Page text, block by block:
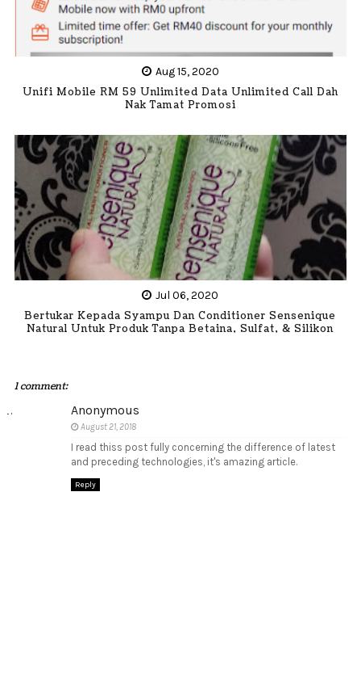
Aug 15, 2020
Unifi Mobile RM 59 Unlimited Data Unlimited Call Dah
Nak Tamat Promosi
Jul 06, 2020
Bertukar Kepada Syampu Dan Conditioner Sensenique
Natural Untuk Produk Tanpa Betaina, Sulfat, & Silikon
1 comment:
Anonymous
August 21, 2018
I read thiss post fully concerning the difference of latest
and preceding technologies, it's amazing article.
Reply